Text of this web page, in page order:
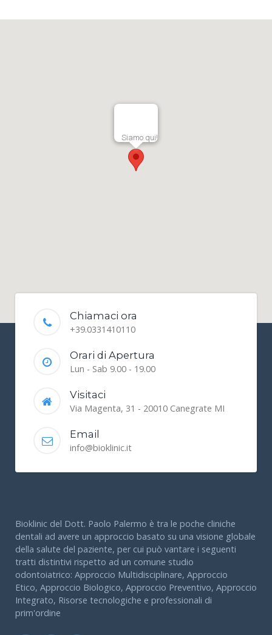
Siamo qui!
Chiamaci ora
+39.0331410110
Orari di Apertura
Lun - Sab 9.00 - 19.00
Visitaci
Via Magenta, 31 - 20010 Canegrate MI
Email
info@bioklinic.it
Bioklinic del Dott. Paolo Palermo è tra le poche cliniche
dentali ad avere un approccio basato su una visione globale
della salute del paziente, per cui può vantare i seguenti
tratti distintivi rispetto ad un comune studio
odontoiatrico: Approccio Multidisciplinare, Approccio
Etico, Approccio Biologico, Approccio Preventivo, Approccio
Integrato, Risorse tecnologiche e professionali di
prim'ordine